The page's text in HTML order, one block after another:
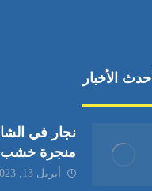
أحدث الأخبار
منجرة خشب
أبريل 13, 2023